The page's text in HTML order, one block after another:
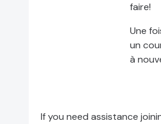
faire!
Une
un
à
If you need assistance